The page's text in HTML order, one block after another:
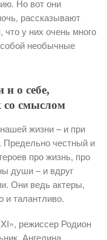
Но вот они
рассказывают
что у них очень много
необычные
о себе,
со смыслом
жизни – и при
Предельно честный и
про жизнь, про
души – и вдруг
Они ведь актеры,
и талантливо.
режиссер Родион